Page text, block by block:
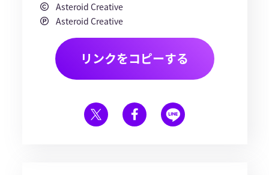
Asteroid Creative
Asteroid Creative
リンクをコピーする